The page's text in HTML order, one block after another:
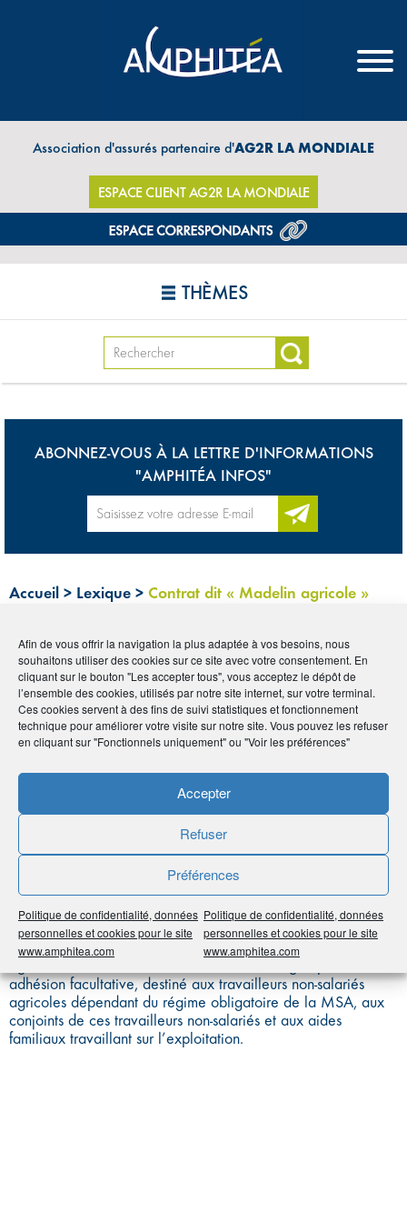
Afin de vous offrir la navigation la plus adaptée à vos besoins, nous
souhaitons utiliser des cookies sur ce site avec votre consentement. En
cliquant sur le bouton "Les accepter tous", vous acceptez le dépôt de
l’ensemble des cookies, utilisés par notre site internet, sur votre terminal.
Ces cookies servent à des fins de suivi statistiques et fonctionnement
technique pour améliorer votre visite sur notre site. Vous pouvez les refuser
en cliquant sur "Fonctionnels uniquement" ou "Voir les préférences"
Accepter
Refuser
Préférences
Politique de confidentialité, données
personnelles et cookies pour le site
www.amphitea.com
Politique de confidentialité, données
personnelles et cookies pour le site
www.amphitea.com
Association d'assurés partenaire d'AG2R LA MONDIALE
ESPACE CLIENT AG2R LA MONDIALE
THÈMES
ABONNEZ-VOUS À LA LETTRE D'INFORMATIONS
"AMPHITÉA INFOS"
Accueil > Lexique > Contrat dit « Madelin agricole »
Tous 0-9 A B C D E F G H
J
K L M N O P Q R S T
U
V
W X Y Z
CONTRAT DIT «
MADELIN AGRICOLE
»
Le contrat de retraite supplémentaire en fiscalité « Madelin
adhésion facultative, destiné aux travailleurs non-salariés
agricoles dépendant du régime obligatoire de la MSA, aux
conjoints de ces travailleurs non-salariés et aux aides
familiaux travaillant sur l’exploitation.